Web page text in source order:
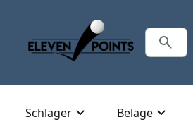
Schläger Beläge